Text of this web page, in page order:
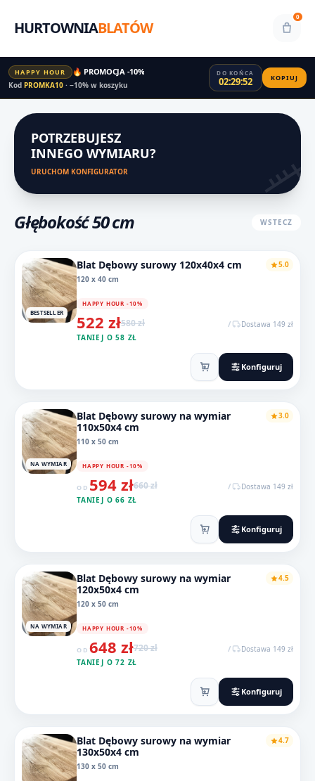
HURTOWNIABLATÓW
0
HAPPY HOUR 🔥 PROMOCJA -10%
Kod PROMKA10 · −10% w koszyku
DO KOŃCA
02:29:52 KOPIUJ
POTRZEBUJESZ
INNEGO WYMIARU?
URUCHOM KONFIGURATOR
Głębokość 50 cm WSTECZ
BESTSELLER
5.0
Blat Dębowy surowy 120x40x4 cm
120 x 40 cm
HAPPY HOUR -10%
522 zł580 zł /
Dostawa 149 zł
TANIEJ O 58 ZŁ
Konfiguruj
NA WYMIAR
3.0
Blat Dębowy surowy na wymiar
110x50x4 cm
110 x 50 cm
HAPPY HOUR -10%
OD 594 zł660 zł /
Dostawa 149 zł
TANIEJ O 66 ZŁ
Konfiguruj
NA WYMIAR
4.5
Blat Dębowy surowy na wymiar
120x50x4 cm
120 x 50 cm
HAPPY HOUR -10%
OD 648 zł720 zł /
Dostawa 149 zł
TANIEJ O 72 ZŁ
Konfiguruj
4.7
Blat Dębowy surowy na wymiar
130x50x4 cm
130 x 50 cm